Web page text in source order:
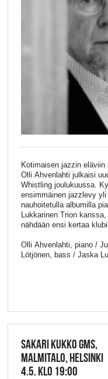
Kotimaisen jazzin
Olli Ahvenlahti julkaisi
Whistling joulukuussa.
ensimmäinen jazzlevy
nauhoitetulla albumilla
Lukkarinen Trion
nähdään ensi kertaa
Olli Ahvenlahti, piano /
Lötjönen, bass / Jaska
SAKARI KUKKO GMS,
MALMITALO, HELSINKI
4.5. KLO 19:00